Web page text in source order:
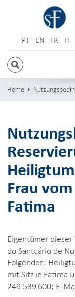
PTPTEN ENFR FRITIT
Home
Frau
Fatima
Eigentümer dieser
do Santuário de
Folgenden:
mit Sitz in Fatima
249 539 600; E-